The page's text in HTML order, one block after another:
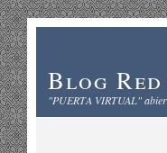
Blog
"PUERTA VIRTUAL"